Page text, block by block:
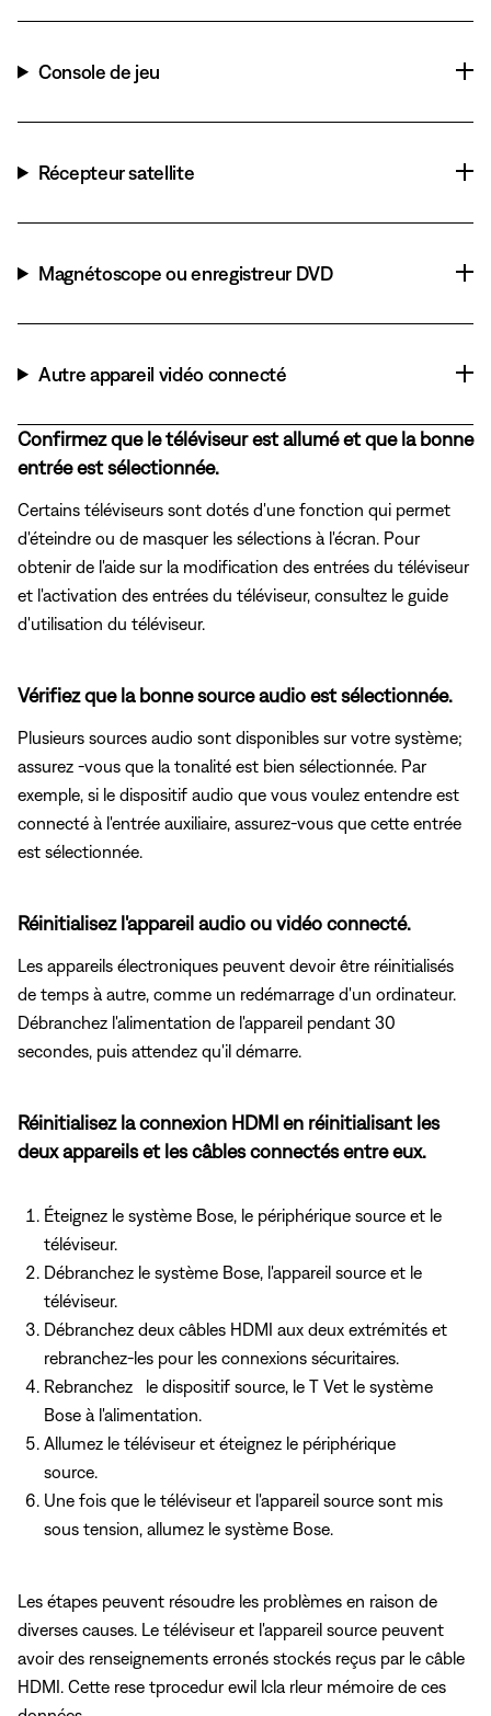
Console de jeu
Récepteur satellite
Magnétoscope ou enregistreur DVD
Autre appareil vidéo connecté
Confirmez que le téléviseur est allumé et que la bonne
entrée est sélectionnée.
Certains téléviseurs sont dotés d'une fonction qui permet
d'éteindre ou de masquer les sélections à l'écran. Pour
obtenir de l'aide sur la modification des entrées du téléviseur
et l'activation des entrées du téléviseur, consultez le guide
d'utilisation du téléviseur.
Vérifiez que la bonne source audio est sélectionnée.
Plusieurs sources audio sont disponibles sur votre système;
assurez -vous que la tonalité est bien sélectionnée. Par
exemple, si le dispositif audio que vous voulez entendre est
connecté à l'entrée auxiliaire, assurez-vous que cette entrée
est sélectionnée.
Réinitialisez l'appareil audio ou vidéo connecté.
Les appareils électroniques peuvent devoir être réinitialisés
de temps à autre, comme un redémarrage d'un ordinateur.
Débranchez l'alimentation de l'appareil pendant 30
secondes, puis attendez qu'il démarre.
Réinitialisez la connexion HDMI en réinitialisant les
deux appareils et les câbles connectés entre eux.
Éteignez le système Bose, le périphérique source et le
téléviseur.
Débranchez le système Bose, l'appareil source et le
téléviseur.
Débranchez deux câbles HDMI aux deux extrémités et
rebranchez-les pour les connexions sécuritaires.
Rebranchez le dispositif source, le T Vet le système
Bose à l'alimentation.
Allumez le téléviseur et éteignez le périphérique
source.
Une fois que le téléviseur et l'appareil source sont mis
sous tension, allumez le système Bose.
Les étapes peuvent résoudre les problèmes en raison de
diverses causes. Le téléviseur et l'appareil source peuvent
avoir des renseignements erronés stockés reçus par le câble
HDMI. Cette rese tprocedur ewil lcla rleur mémoire de ces